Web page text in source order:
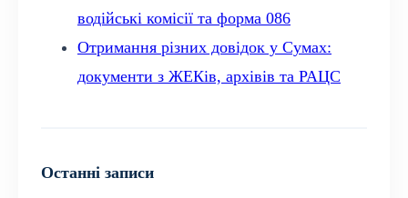
водійські комісії та форма 086
Отримання різних довідок у Сумах:
документи з ЖЕКів, архівів та РАЦС
Останні записи